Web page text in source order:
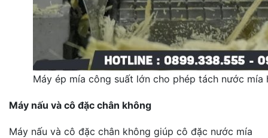
Máy ép mía công suất lớn cho phép tách nước mía
Máy nấu và cô đặc chân không
Máy nấu và cô đặc chân không giúp cô đặc nước mía